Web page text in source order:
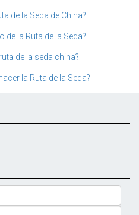
de la Seda de China?
de la Ruta de la Seda?
de la seda china?
la Ruta de la Seda?